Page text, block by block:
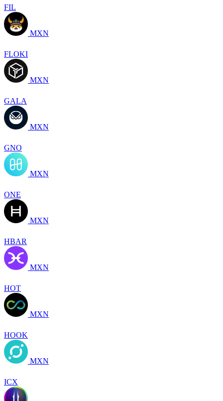
FIL
MXN
FLOKI
MXN
GALA
MXN
GNO
MXN
ONE
MXN
HBAR
MXN
HOT
MXN
HOOK
MXN
ICX